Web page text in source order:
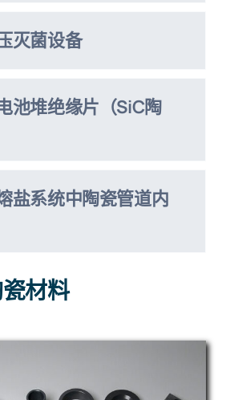
灭菌设备
池堆绝缘片（SiC陶
盐系统中陶瓷管道内
材料